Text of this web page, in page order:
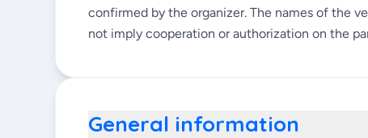
confirmed by the organizer. The names of the
not imply cooperation or authorization on the
General information